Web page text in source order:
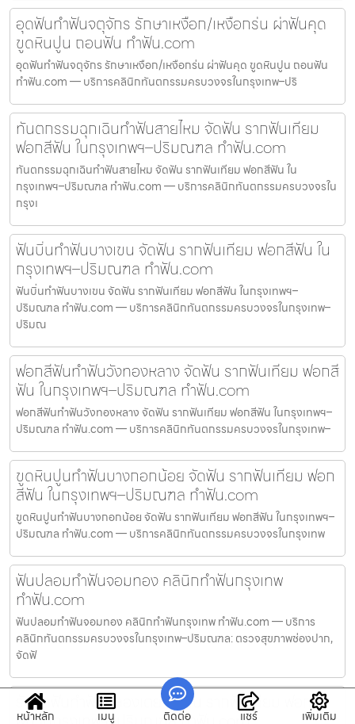
อุดฟันทำฟันจตุจักร รักษาเหงือก/เหงือกร่น ผ่าฟันคุด
ขูดหินปูน ถอนฟัน ทำฟัน.com
อุดฟันทำฟันจตุจักร รักษาเหงือก/เหงือกร่น ผ่าฟันคุด ขูดหินปูน ถอนฟัน
ทำฟัน.com — บริการคลินิกทันตกรรมครบวงจรในกรุงเทพ–ปริ
ทันตกรรมฉุกเฉินทำฟันสายไหม จัดฟัน รากฟันเทียม
ฟอกสีฟัน ในกรุงเทพฯ–ปริมณฑล ทำฟัน.com
ทันตกรรมฉุกเฉินทำฟันสายไหม จัดฟัน รากฟันเทียม ฟอกสีฟัน ใน
กรุงเทพฯ–ปริมณฑล ทำฟัน.com — บริการคลินิกทันตกรรมครบวงจรใน
กรุงเ
ฟันบิ่นทำฟันบางเขน จัดฟัน รากฟันเทียม ฟอกสีฟัน ใน
กรุงเทพฯ–ปริมณฑล ทำฟัน.com
ฟันบิ่นทำฟันบางเขน จัดฟัน รากฟันเทียม ฟอกสีฟัน ในกรุงเทพฯ–
ปริมณฑล ทำฟัน.com — บริการคลินิกทันตกรรมครบวงจรในกรุงเทพ–
ปริมณ
ฟอกสีฟันทำฟันวังทองหลาง จัดฟัน รากฟันเทียม ฟอกสี
ฟัน ในกรุงเทพฯ–ปริมณฑล ทำฟัน.com
ฟอกสีฟันทำฟันวังทองหลาง จัดฟัน รากฟันเทียม ฟอกสีฟัน ในกรุงเทพฯ–
ปริมณฑล ทำฟัน.com — บริการคลินิกทันตกรรมครบวงจรในกรุงเทพ–
ขูดหินปูนทำฟันบางกอกน้อย จัดฟัน รากฟันเทียม ฟอก
สีฟัน ในกรุงเทพฯ–ปริมณฑล ทำฟัน.com
ขูดหินปูนทำฟันบางกอกน้อย จัดฟัน รากฟันเทียม ฟอกสีฟัน ในกรุงเทพฯ–
ปริมณฑล ทำฟัน.com — บริการคลินิกทันตกรรมครบวงจรในกรุงเทพ
ฟันปลอมทำฟันจอมทอง คลินิกทำฟันกรุงเทพ
ทำฟัน.com
ฟันปลอมทำฟันจอมทอง คลินิกทำฟันกรุงเทพ ทำฟัน.com — บริการ
คลินิกทันตกรรมครบวงจรในกรุงเทพ–ปริมณฑล: ตรวจสุขภาพช่องปาก,
จัดฟั
รับจัดฟันทำฟันคลองเตย จัดฟัน รากฟันเทียม ฟอกสี
หน้าหลัก เมนู ติดต่อ แชร์ เพิ่มเติม